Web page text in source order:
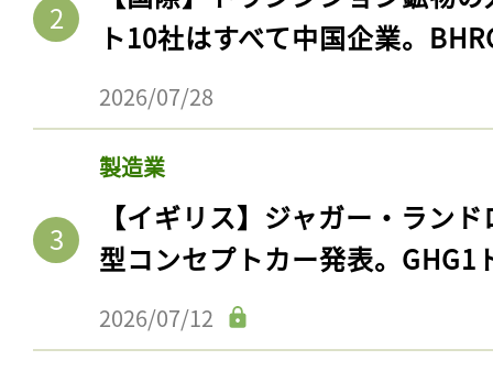
ト10社はすべて中国企業。
2026/07/28
製造業
【イギリス】ジャガー・ラン
型コンセプトカー発表。GHG1
2026/07/12